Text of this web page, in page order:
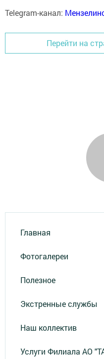
Telegram-канал:
Перейти на
Главная
Фотогалереи
Полезное
Экстренные службы
Наш коллектив
Услуги Филиала АО